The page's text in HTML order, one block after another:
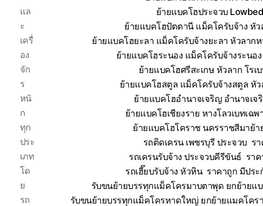
แล
ะ
เครื่
อง
จัก
ร
หนั
ก
ทุก
ประ
เภท
โด
ย
รถ
ย้ายแบคโฮประจวบ
ย้ายแบคโฮปัตตานี แม็คโครับจ้าง หัว
ย้ายแบคโฮยะลา แม็คโครับจ้างยะลา หัวลากห
ย้ายแบคโฮระนอง แม็คโครับจ้างระนอ
ย้ายแบคโฮศรีสะเกษ หัวลาก โรเ
ย้ายแบคโฮสตูล แม็คโครับจ้างสตูล หัว
ย้ายแบคโฮอำนาจเจริญ อำนาจเจ
ย้ายแบคโฮเชียงราย หางโลวเบทเ
ย้ายแบคโฮโคราช นครราชสีมาย้
รถติดเครน เพชรบุรี ประจวบ ร
รถเครนรับจ้าง ประจวบคีรีขันธ์ รา
รถเฮี๊ยบรับจ้าง หัวหิน ราคาถูก มีประ
รับขนย้ายบรรทุกแม็คโครมาบตาพุด ยกย้ายแบ
รับขนย้ายบรรทุกแม็คโครหาดใหญ่ ยกย้ายแมคโคร